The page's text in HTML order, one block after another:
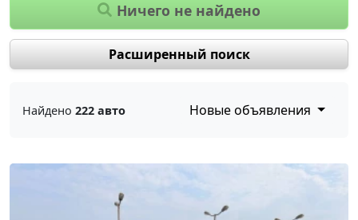
Ничего не найдено
Расширенный поиск
Найдено 222 авто Новые объявления